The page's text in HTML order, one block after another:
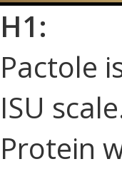
H1:
Pactole
ISU
Protein